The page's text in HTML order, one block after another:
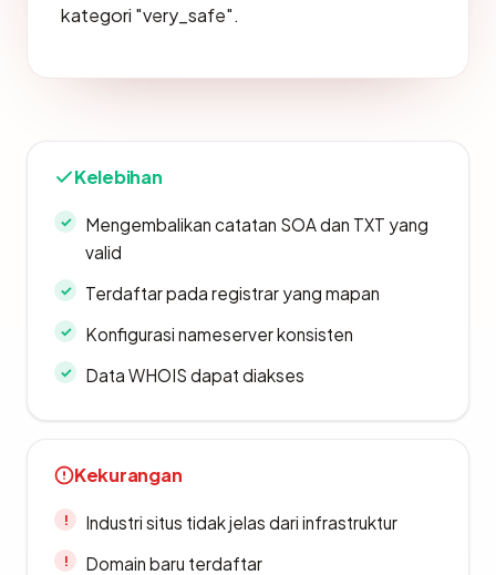
kategori "very_safe".
Kelebihan
Mengembalikan catatan SOA dan TXT yang
valid
Terdaftar pada registrar yang mapan
Konfigurasi nameserver konsisten
Data WHOIS dapat diakses
Kekurangan
Industri situs tidak jelas dari infrastruktur
Domain baru terdaftar